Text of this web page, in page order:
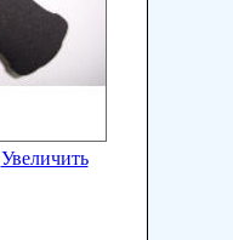
Увеличить